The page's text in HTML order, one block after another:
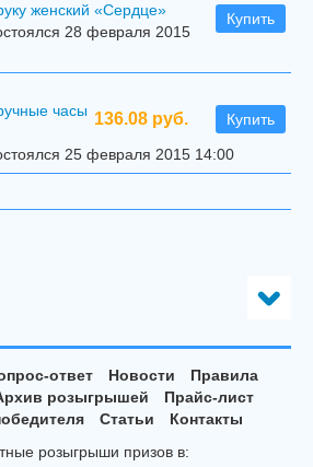
Купить
женский «Сердце»
28 февраля 2015
136.08 руб. Купить
часы
25 февраля 2015 14:00
ответ Новости
Правила
розыгрышей
Прайс-лист
Статьи
Контакты
розыгрыши призов в: